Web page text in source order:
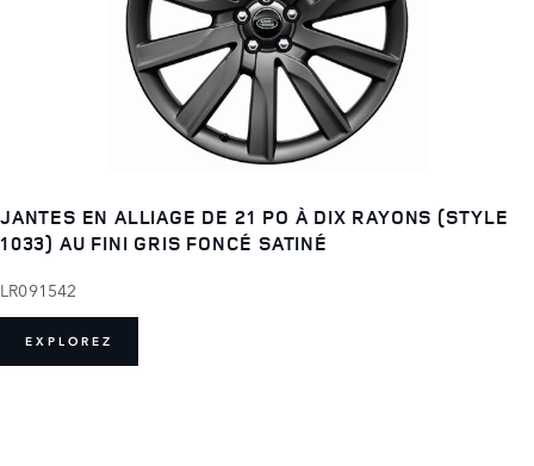
JANTES EN ALLIAGE DE 21 PO À DIX RAYONS (STYLE
1033) AU FINI GRIS FONCÉ SATINÉ
LR091542
EXPLOREZ